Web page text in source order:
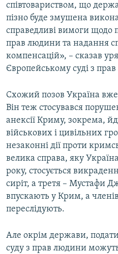
співтовариством, що
пізно буде змушена
справедливі вимоги
прав людини та надання
компенсацій», – сказав
Європейському суді з
Схожий позов Україна
Він теж стосувався
анексії Криму, зокрема,
військових і цивільних
незаконні дії проти
велика справа, яку
року, стосується
сиріт, а третя – Мустафи
впускають у Крим, а
переслідують.
Але окрім держави,
суду з прав людини